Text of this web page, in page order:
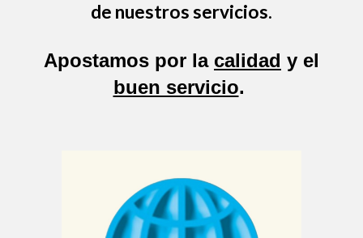
de nuestros servicios.
Apostamos por la calidad y el
buen servicio.